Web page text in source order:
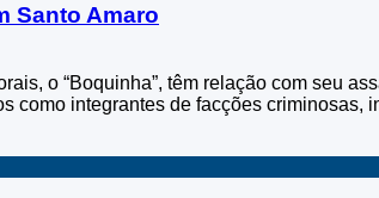
Santo Amaro
o “Boquinha”, têm relação com seu
como integrantes de facções